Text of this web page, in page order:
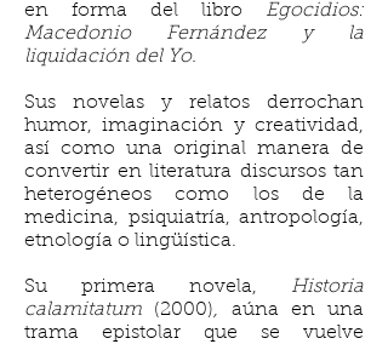
en forma del libro Egocidios:
Macedonio Fernández y la
liquidación del Yo.
Sus novelas y relatos derrochan
humor, imaginación y creatividad,
así como una original manera de
convertir en literatura discursos tan
heterogéneos como los de la
medicina, psiquiatría, antropología,
etnología o lingüística.
Su primera novela, Historia
calamitatum (2000), aúna en una
trama epistolar que se vuelve